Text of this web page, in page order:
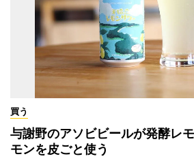
買う
与謝野のアソビビールが発酵レ
モンを皮ごと使う